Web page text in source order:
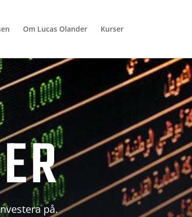
Om Lucas Olander Kurser
på.